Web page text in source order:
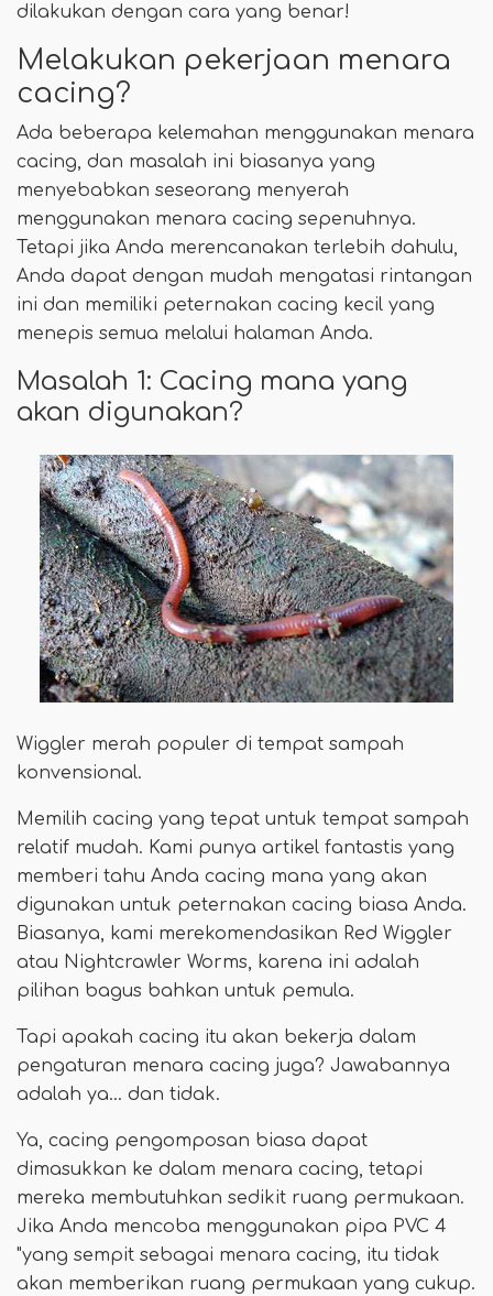
dilakukan dengan cara yang benar!
Melakukan pekerjaan menara
cacing?
Ada beberapa kelemahan menggunakan menara
cacing, dan masalah ini biasanya yang
menyebabkan seseorang menyerah
menggunakan menara cacing sepenuhnya.
Tetapi jika Anda merencanakan terlebih dahulu,
Anda dapat dengan mudah mengatasi rintangan
ini dan memiliki peternakan cacing kecil yang
menepis semua melalui halaman Anda.
Masalah 1: Cacing mana yang
akan digunakan?
Wiggler merah populer di tempat sampah
konvensional.
Memilih cacing yang tepat untuk tempat sampah
relatif mudah. Kami punya artikel fantastis yang
memberi tahu Anda cacing mana yang akan
digunakan untuk peternakan cacing biasa Anda.
Biasanya, kami merekomendasikan Red Wiggler
atau Nightcrawler Worms, karena ini adalah
pilihan bagus bahkan untuk pemula.
Tapi apakah cacing itu akan bekerja dalam
pengaturan menara cacing juga? Jawabannya
adalah ya… dan tidak.
Ya, cacing pengomposan biasa dapat
dimasukkan ke dalam menara cacing, tetapi
mereka membutuhkan sedikit ruang permukaan.
Jika Anda mencoba menggunakan pipa PVC 4
"yang sempit sebagai menara cacing, itu tidak
akan memberikan ruang permukaan yang cukup.